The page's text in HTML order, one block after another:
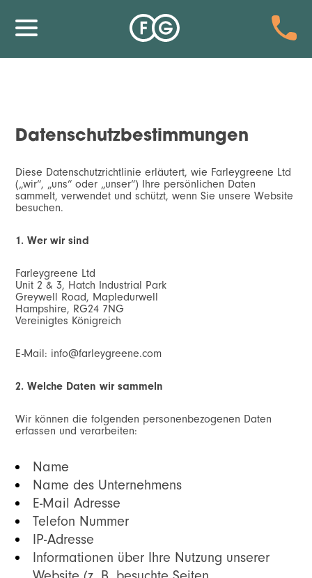
Datenschutzbestimmungen
Diese Datenschutzrichtlinie erläutert, wie Farleygreene Ltd
(„wir“, „uns“ oder „unser“) Ihre persönlichen Daten
sammelt, verwendet und schützt, wenn Sie unsere Website
besuchen.
1. Wer wir sind
Farleygreene Ltd
Unit 2 & 3, Hatch Industrial Park
Greywell Road, Mapledurwell
Hampshire, RG24 7NG
Vereinigtes Königreich
E-Mail: info@farleygreene.com
2. Welche Daten wir sammeln
Wir können die folgenden personenbezogenen Daten
erfassen und verarbeiten:
Name
Name des Unternehmens
E-Mail Adresse
Telefon Nummer
IP-Adresse
Informationen über Ihre Nutzung unserer